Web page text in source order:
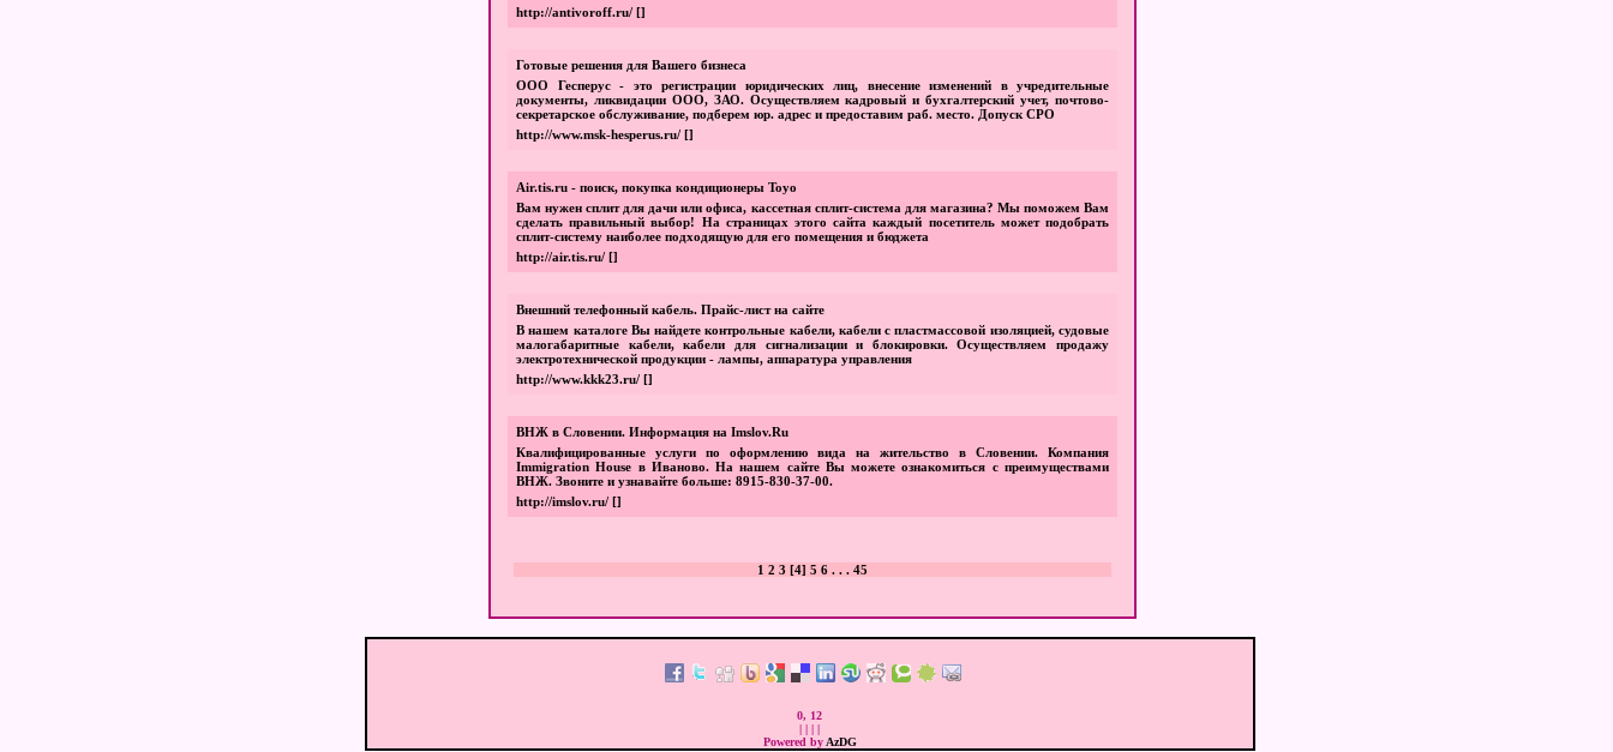
http://antivoroff.ru/ []
Готовые решения для Вашего бизнеса
ООО Гесперус - это регистрации юридических лиц, внесение изменений в учредительные
документы, ликвидации ООО, ЗАО. Осуществляем кадровый и бухгалтерский учет, почтово-
секретарское обслуживание, подберем юр. адрес и предоставим раб. место. Допуск СРО
http://www.msk-hesperus.ru/ []
Air.tis.ru - поиск, покупка кондиционеры Toyo
Вам нужен сплит для дачи или офиса, кассетная сплит-система для магазина? Мы поможем Вам
сделать правильный выбор! На страницах этого сайта каждый посетитель может подобрать
сплит-систему наиболее подходящую для его помещения и бюджета
http://air.tis.ru/ []
Внешний телефонный кабель. Прайс-лист на сайте
В нашем каталоге Вы найдете контрольные кабели, кабели с пластмассовой изоляцией, судовые
малогабаритные кабели, кабели для сигнализации и блокировки. Осуществляем продажу
электротехнической продукции - лампы, аппаратура управления
http://www.kkk23.ru/ []
ВНЖ в Словении. Информация на Imslov.Ru
Квалифицированные услуги по оформлению вида на жительство в Словении. Компания
Immigration House в Иваново. На нашем сайте Вы можете ознакомиться с преимуществами
ВНЖ. Звоните и узнавайте больше: 8915-830-37-00.
http://imslov.ru/ []
1 2 3 [4] 5 6 . . . 45
0, 12
| | | |
Powered by AzDG